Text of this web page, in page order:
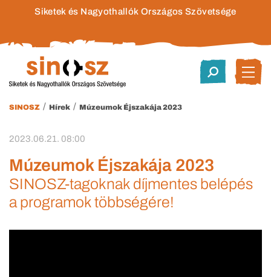
Siketek és Nagyothallók Országos Szövetsége
SINOSZ / Hírek / Múzeumok Éjszakája 2023
2023.06.21. 08:00
Múzeumok Éjszakája 2023
SINOSZ-tagoknak díjmentes belépés
a programok többségére!